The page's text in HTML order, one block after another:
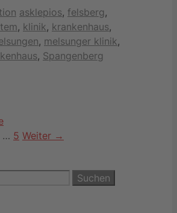
Schlagwörter
asklepios, felsberg,
, klinik, krankenhaus,
, melsunger klinik,
, Spangenberg
… Seite
5 Weiter →